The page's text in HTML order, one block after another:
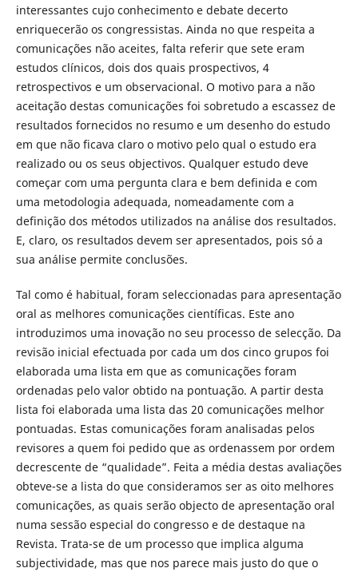
interessantes cujo conhecimento e debate decerto
enriquecerão os congressistas. Ainda no que respeita a
comunicações não aceites, falta referir que sete eram
estudos clínicos, dois dos quais prospectivos, 4
retrospectivos e um observacional. O motivo para a não
aceitação destas comunicações foi sobretudo a escassez de
resultados fornecidos no resumo e um desenho do estudo
em que não ficava claro o motivo pelo qual o estudo era
realizado ou os seus objectivos. Qualquer estudo deve
começar com uma pergunta clara e bem definida e com
uma metodologia adequada, nomeadamente com a
definição dos métodos utilizados na análise dos resultados.
E, claro, os resultados devem ser apresentados, pois só a
sua análise permite conclusões.
Tal como é habitual, foram seleccionadas para apresentação
oral as melhores comunicações científicas. Este ano
introduzimos uma inovação no seu processo de selecção. Da
revisão inicial efectuada por cada um dos cinco grupos foi
elaborada uma lista em que as comunicações foram
ordenadas pelo valor obtido na pontuação. A partir desta
lista foi elaborada uma lista das 20 comunicações melhor
pontuadas. Estas comunicações foram analisadas pelos
revisores a quem foi pedido que as ordenassem por ordem
decrescente de “qualidade”. Feita a média destas avaliações
obteve-se a lista do que consideramos ser as oito melhores
comunicações, as quais serão objecto de apresentação oral
numa sessão especial do congresso e de destaque na
Revista. Trata-se de um processo que implica alguma
subjectividade, mas que nos parece mais justo do que o